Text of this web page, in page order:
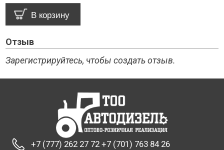
Отзыв
Зарегистрируйтесь, чтобы создать отзыв.
+7 (777) 262 27 72 +7 (701) 763 84 26